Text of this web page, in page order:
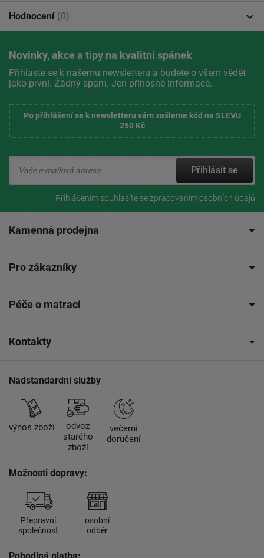
Hodnocení (0)
Novinky, akce a tipy na kvalitní spánek
Přihlaste se k našemu newsletteru a budete o všem vědět
jako první. Žádný spam. Jen přínosné informace.
Po přihlášení se k newsletteru vám zašleme kód na SLEVU
250 Kč
Přihlásit se
Přihlášením souhlasíte sezpracovaním osobních údajů
Kamenná prodejna
Pro zákazníky
Péče o matraci
Kontakty
Nadstandardní služby
výnos zboží
odvoz
starého
zboží
večerní
doručení
Možnosti dopravy:
Přepravní
společnost
osobní
odběr
Pohodlná platba: